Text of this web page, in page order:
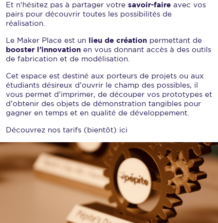
Et n‘hésitez pas à partager votre savoir-faire avec vos
pairs pour découvrir toutes les possibilités de
réalisation.
Le Maker Place est un lieu de création permettant de
booster l’innovation en vous donnant accès à des outils
de fabrication et de modélisation.
Cet espace est destiné aux porteurs de projets ou aux
étudiants désireux d’ouvrir le champ des possibles, il
vous permet d’imprimer, de découper vos prototypes et
d’obtenir des objets de démonstration tangibles pour
gagner en temps et en qualité de développement.
Découvrez nos tarifs (bientôt) ici